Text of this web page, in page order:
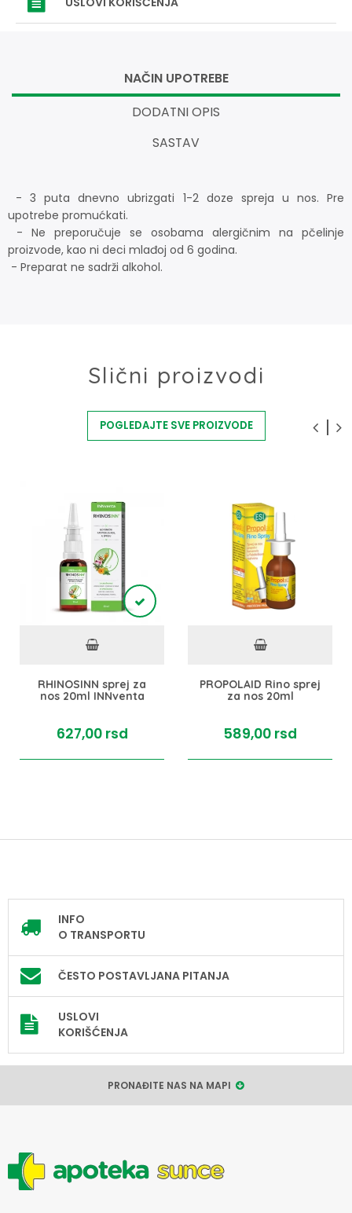
NAČIN UPOTREBE
DODATNI OPIS
SASTAV
- 3 puta dnevno ubrizgati 1-2 doze spreja u nos. Pre
upotrebe promućkati.
- Ne preporučuje se osobama alergičnim na pčelinje
proizvode, kao ni deci mlađoj od 6 godina.
- Preparat ne sadrži alkohol.
Slični proizvodi
POGLEDAJTE SVE PROIZVODE
RHINOSINN sprej za
nos 20ml INNventa
627,00 rsd
PROPOLAID Rino sprej
za nos 20ml
589,00 rsd
INFO
O TRANSPORTU
ČESTO POSTAVLJANA PITANJA
USLOVI
KORIŠĆENJA
PRONAĐITE NAS NA MAPI